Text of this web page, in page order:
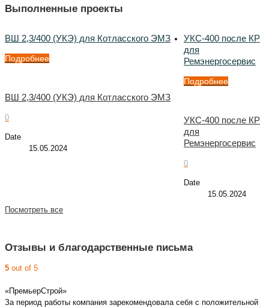
Выполненные проекты
ВШ 2,3/400 (УКЭ) для Котласского ЭМЗ
Подробнее
ВШ 2,3/400 (УКЭ) для Котласского ЭМЗ
0
Date
15.05.2024
УКС-400 после КР
для
Ремэнергосервис
Подробнее
УКС-400 после КР
для
Ремэнергосервис
0
Date
15.05.2024
Посмотреть все
Отзывы и благодарственные письма
5 out of 5
«ПремьерСтрой»
За период работы компания зарекомендовала себя с положительной